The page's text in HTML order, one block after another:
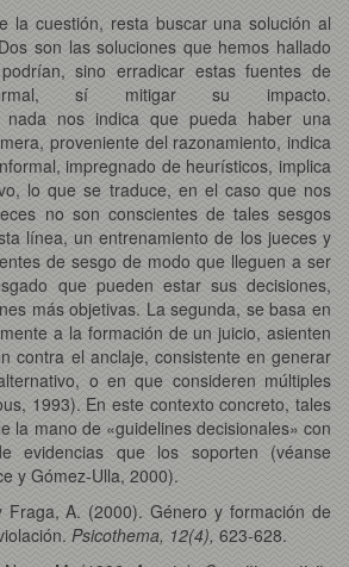
la cuestión, resta buscar una solución al
son las soluciones que hemos hallado
sino erradicar estas fuentes de
sí mitigar su impacto.
nada nos indica que pueda haber una
proveniente del razonamiento, indica
impregnado de heurísticos, implica
lo que se traduce, en el caso que nos
no son conscientes de tales sesgos
línea, un entrenamiento de los jueces y
de sesgo de modo que lleguen a ser
que pueden estar sus decisiones,
más objetivas. La segunda, se basa en
a la formación de un juicio, asienten
contra el anclaje, consistente en generar
o en que consideren múltiples
1993). En este contexto concreto, tales
la mano de «guidelines decisionales» con
evidencias que los soporten (véanse
y Gómez-Ulla, 2000).
Fraga, A. (2000). Género y formación de
Psicothema, 12(4), 623-628.